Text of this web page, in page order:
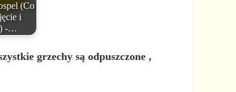
(Co
i
-…
grzechy są odpuszczone,